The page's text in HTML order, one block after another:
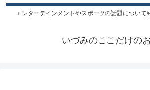
エンターテインメントやスポーツの話題について
いづみのここだけの